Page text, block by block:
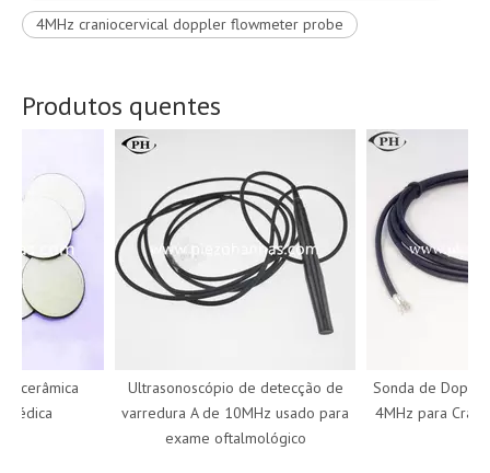
4MHz craniocervical doppler flowmeter probe
Produtos quentes
cerâmica
Ultrasonoscópio de detecção de
varredura A de 10MHz usado para
exame oftalmológico
Sonda de
4MHz para